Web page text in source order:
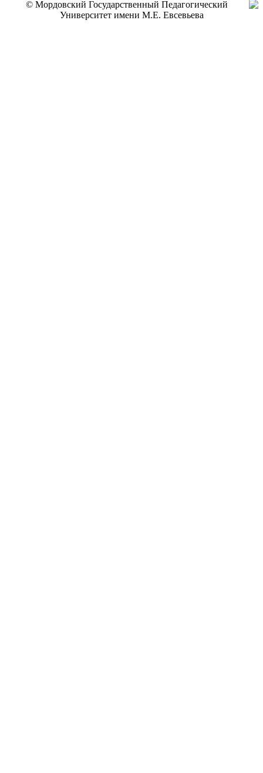
© Мордовский Государственный Педагогический
Университет имени М.Е. Евсевьева